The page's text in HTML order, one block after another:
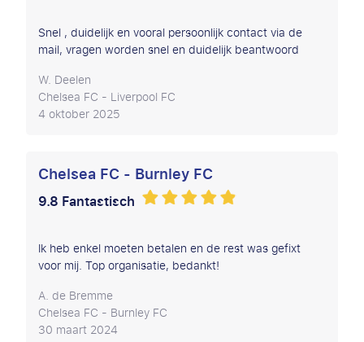
Snel , duidelijk en vooral persoonlijk contact via de
mail, vragen worden snel en duidelijk beantwoord
W. Deelen
Chelsea FC - Liverpool FC
4 oktober 2025
Chelsea FC - Burnley FC
9.8 Fantastisch
Ik heb enkel moeten betalen en de rest was gefixt
voor mij. Top organisatie, bedankt!
A. de Bremme
Chelsea FC - Burnley FC
30 maart 2024